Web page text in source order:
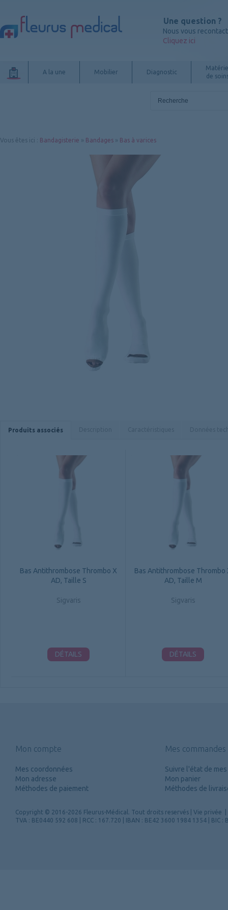
Une question ?
Nous vous
Cliquez ici
A la une Mobilier Diagnostic
de
Vous êtes ici Bandagisterie » Bandages » Bas à varices
Produits associés
Bas Antithrombose Thrombo X
AD, Taille S
Sigvaris
DÉTAILS
Bas Antithrombose Thrombo
AD, Taille M
Sigvaris
DÉTAILS
Mon compte
Mes coordonnées
Mon adresse
Méthodes de paiement
Mes commandes
Suivre l'état de
Mon panier
Méthodes de
Copyright © 2016-2026 Fleurus-Médical. Tout droits reservés Vie privée
TVA : BE0440 592 608 | RCC : 167.720 | IBAN : BE42 3600 1984 1354 | BIC :